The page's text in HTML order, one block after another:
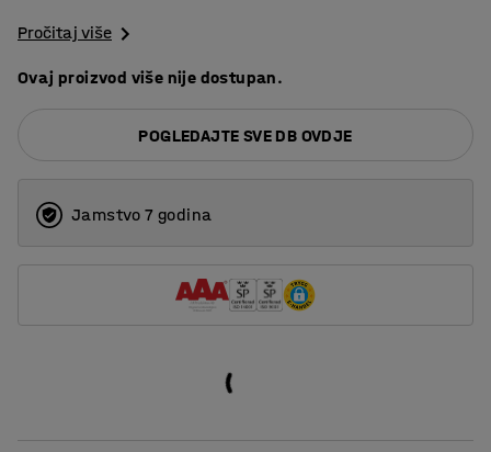
Pročitaj više
Ovaj proizvod više nije dostupan.
POGLEDAJTE SVE DB OVDJE
Jamstvo 7 godina